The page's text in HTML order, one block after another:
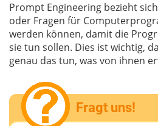
Prompt Engineering bezieht
oder Fragen für
werden können, damit die
sie tun sollen. Dies ist wichtig,
genau das tun, was von ihnen
Fragt uns!